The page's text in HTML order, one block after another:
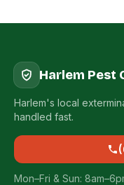
Harlem Pest
Harlem's local
handled fast.
Mon–Fri & Sun: